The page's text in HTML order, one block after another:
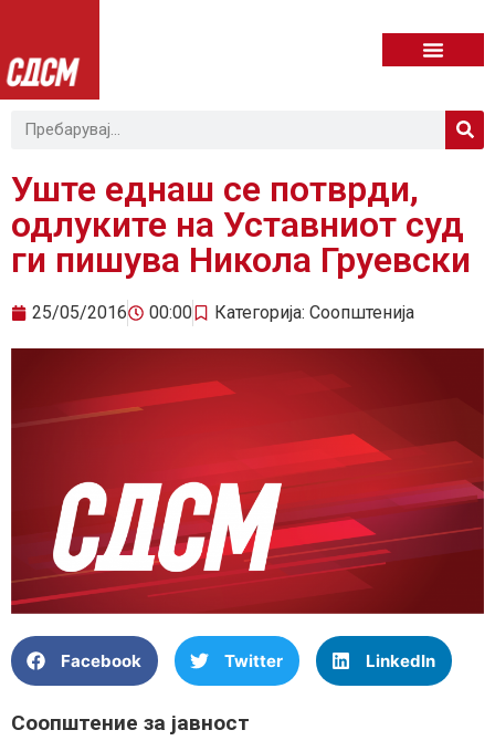
Уште еднаш се потврди,
одлуките на Уставниот суд
ги пишува Никола Груевски
25/05/2016 00:00 Категорија: Соопштенија
Facebook Twitter LinkedIn
Соопштение за јавност